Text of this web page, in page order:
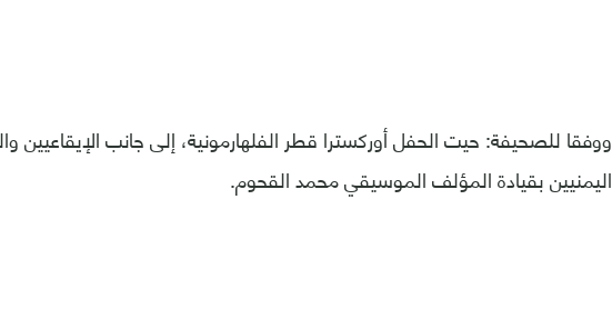
ووفقا للصحيفة: حيت الحفل أوركسترا قطر الفلهارمونية، إلى جانب الإيقاعيين
اليمنيين بقيادة المؤلف الموسيقي محمد القحوم.